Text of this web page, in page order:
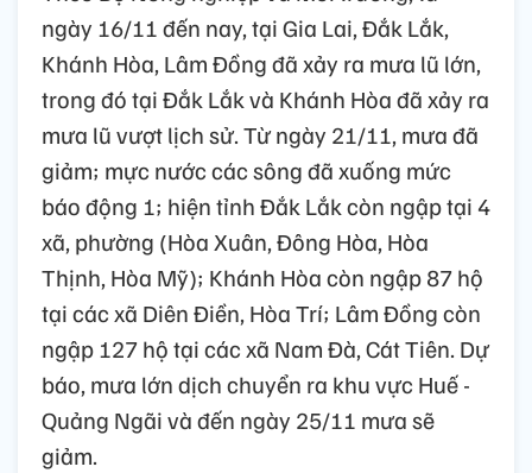
ngày 16/11 đến nay, tại Gia Lai, Đắk Lắk,
Khánh Hòa, Lâm Đồng đã xảy ra mưa lũ lớn,
trong đó tại Đắk Lắk và Khánh Hòa đã xảy ra
mưa lũ vượt lịch sử. Từ ngày 21/11, mưa đã
giảm; mực nước các sông đã xuống mức
báo động 1; hiện tỉnh Đắk Lắk còn ngập tại 4
xã, phường (Hòa Xuân, Đông Hòa, Hòa
Thịnh, Hòa Mỹ); Khánh Hòa còn ngập 87 hộ
tại các xã Diên Điền, Hòa Trí; Lâm Đồng còn
ngập 127 hộ tại các xã Nam Đà, Cát Tiên. Dự
báo, mưa lớn dịch chuyển ra khu vực Huế -
Quảng Ngãi và đến ngày 25/11 mưa sẽ
giảm.